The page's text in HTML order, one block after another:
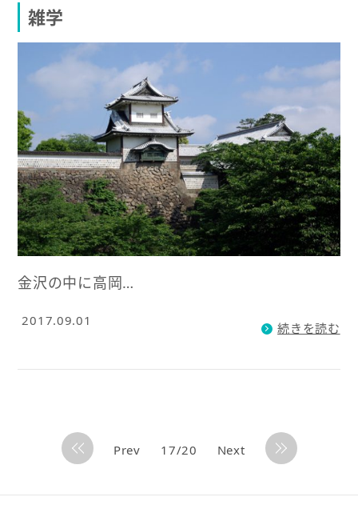
雑学
金沢の中に高岡…
2017.09.01 続きを読む
17/20
Prev Next